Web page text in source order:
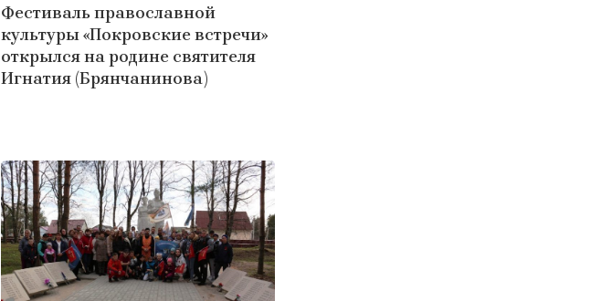
Фестиваль православной
культуры «Покровские встречи»
открылся на родине святителя
Игнатия (Брянчанинова)